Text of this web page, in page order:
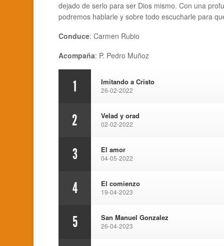
dejado de serlo para ser Dios mismo. Con una
podremos hablarle y sobre todo escucharle para
Conduce: Carmen Rubio
Acompaña: P. Pedro Muñoz
1 Imitando a Cristo
26-02-2022
2 Velad y orad
02-02-2022
3 El amor
04-05-2022
4 El comienzo
19-04-2023
5 San Manuel Gonzalez
26-04-2023